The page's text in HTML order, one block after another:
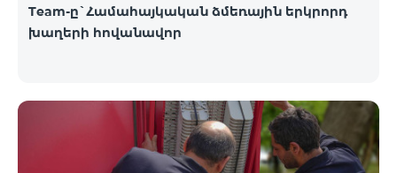
Team-ը`Համահայկական ձմեռային երկրորդ
խաղերի հովանավոր